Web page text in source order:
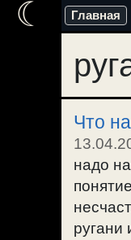
Перейти
содержимому
Главная
Что
надо
ругани
☾